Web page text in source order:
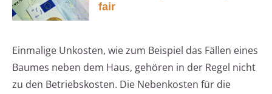
fair
Einmalige Unkosten, wie zum Beispiel das Fällen eines
Baumes neben dem Haus, gehören in der Regel nicht
zu den Betriebskosten. Die Nebenkosten für die